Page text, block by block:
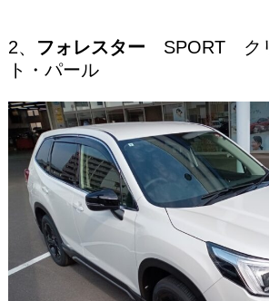
2、 フォレスター SPORT ク
ト・パール